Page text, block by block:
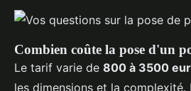
Combien coûte la pose d'un
Le tarif varie de 800 à 3500
les dimensions et la complexité.